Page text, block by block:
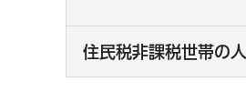
住民税非課税世帯の人